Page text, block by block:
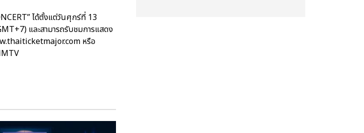
ได้ตั้งแต่วันศุกร์ที่ 13
และสามารถรับชมการแสดง
หรือ